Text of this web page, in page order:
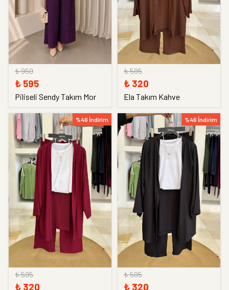
₺ 950
₺ 595
Piliseli Sendy Takım Mor
₺ 595
₺ 320
Ela Takım Kahve
%46 İndirim
₺ 595
₺ 320
%46 İndirim
₺ 595
₺ 320